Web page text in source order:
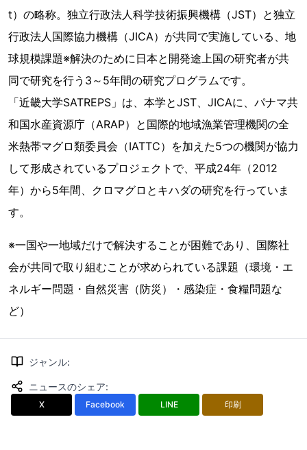
t）の略称。独立行政法人科学技術振興機構（JST）と独立
行政法人国際協力機構（JICA）が共同で実施している、地
球規模課題※解決のために日本と開発途上国の研究者が共
同で研究を行う3～5年間の研究プログラムです。
「近畿大学SATREPS」は、本学とJST、JICAに、パナマ共
和国水産資源庁（ARAP）と国際的地域漁業管理機関の全
米熱帯マグロ類委員会（IATTC）を加えた5つの機関が協力
して形成されているプロジェクトで、平成24年（2012
年）から5年間、クロマグロとキハダの研究を行っていま
す。
※一国や一地域だけで解決することが困難であり、国際社
会が共同で取り組むことが求められている課題（環境・エ
ネルギー問題・自然災害（防災）・感染症・食糧問題な
ど）
ジャンル:
ニュースのシェア:
X Facebook LINE 印刷